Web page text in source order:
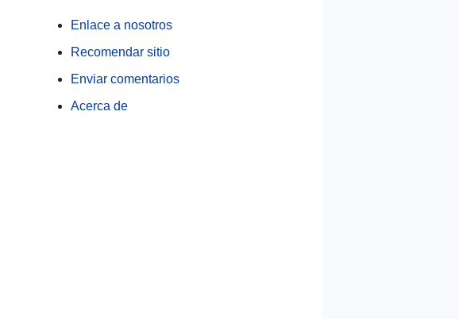
Enlace a nosotros
Recomendar sitio
Enviar comentarios
Acerca de